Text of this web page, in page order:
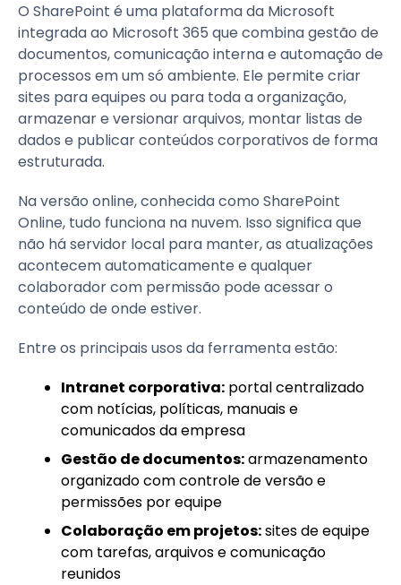
O SharePoint é uma plataforma da Microsoft
integrada ao Microsoft 365 que combina gestão de
documentos, comunicação interna e automação de
processos em um só ambiente. Ele permite criar
sites para equipes ou para toda a organização,
armazenar e versionar arquivos, montar listas de
dados e publicar conteúdos corporativos de forma
estruturada.
Na versão online, conhecida como SharePoint
Online, tudo funciona na nuvem. Isso significa que
não há servidor local para manter, as atualizações
acontecem automaticamente e qualquer
colaborador com permissão pode acessar o
conteúdo de onde estiver.
Entre os principais usos da ferramenta estão:
Intranet corporativa: portal centralizado
com notícias, políticas, manuais e
comunicados da empresa
Gestão de documentos:armazenamento
organizado com controle de versão e
permissões por equipe
Colaboração em projetos:sites de equipe
com tarefas, arquivos e comunicação
reunidos